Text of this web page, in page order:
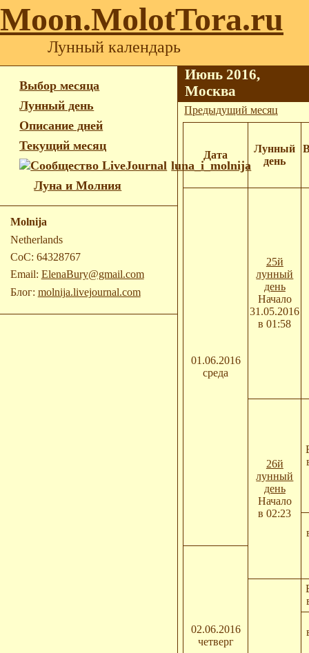
Moon.MolotTora.ru
Лунный календарь
Выбор месяца
Лунный день
Описание дней
Текущий месяц
luna_i_molnija
Луна и Молния
Molnija
Netherlands
CoC: 64328767
Email: ElenaBury@gmail.com
Блог: molnija.livejournal.com
Июнь 2016,
Москва
Предыдущий месяц
Дата
Лунный
день
01.06.2016
среда
25й
лунный
день
Начало
31.05.2016
в 01:58
26й
лунный
день
Начало
в 02:23
02.06.2016
четверг